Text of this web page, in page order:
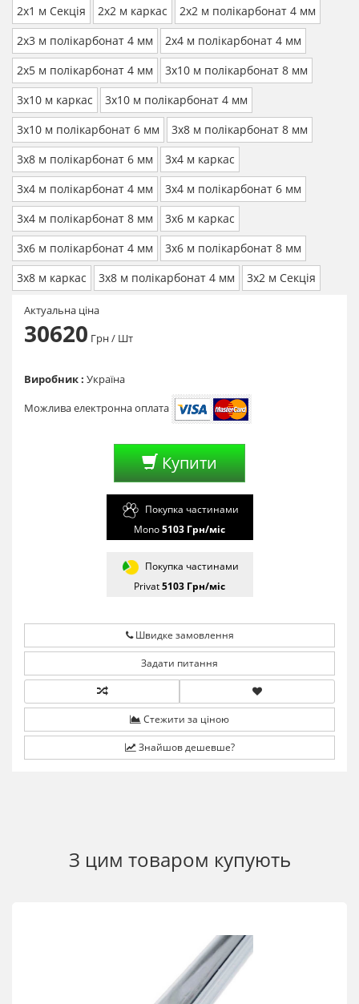
2х1 м Секція 2х2 м каркас
2х2 м полікарбонат 4 мм
2х3 м полікарбонат 4 мм
2х4 м полікарбонат 4 мм
2х5 м полікарбонат 4 мм
3х10 м полікарбонат 8 мм
3х10 м каркас
3х10 м полікарбонат 4 мм
3х10 м полікарбонат 6 мм
3х8 м полікарбонат 8 мм
3х8 м полікарбонат 6 мм
3х4 м каркас
3х4 м полікарбонат 4 мм
3х4 м полікарбонат 6 мм
3х4 м полікарбонат 8 мм
3х6 м каркас
3х6 м полікарбонат 4 мм
3х6 м полікарбонат 8 мм
3х8 м каркас
3х8 м полікарбонат 4 мм 3х2 м Секція
Актуальна ціна
30620 Грн/ Шт
Виробник : Україна
Можлива електронна оплата
Купити
Покупка частинами
Mono5103 Грн/мiс
Покупка частинами
Privat5103 Грн/мiс
Швидке замовлення
Задати питання
Стежити за ціною
Знайшов дешевше?
З цим товаром купують